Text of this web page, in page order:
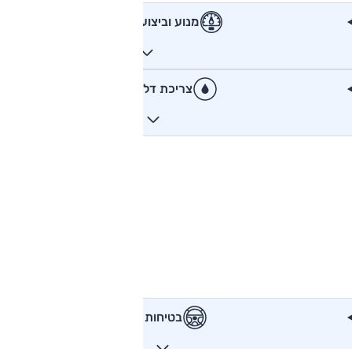
מנוע וביצועים
צריכת דלק
בטיחות